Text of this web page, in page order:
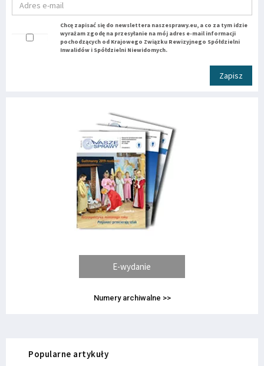
Chcę zapisać się do newslettera naszesprawy.eu, a co za tym idzie
wyrażam zgodę na przesyłanie na mój adres e-mail informacji
pochodzących od Krajowego Związku Rewizyjnego Spółdzielni
Inwalidów i Spółdzielni Niewidomych.
Zapisz
E-wydanie
Numery archiwalne >>
Popularne artykuły